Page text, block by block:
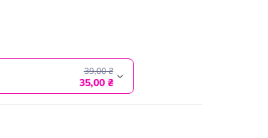
39,00 ₴
35,00 ₴